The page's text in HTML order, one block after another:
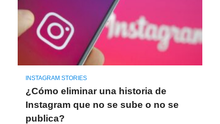
INSTAGRAM STORIES
¿Cómo eliminar una historia de
Instagram que no se sube o no se
publica?